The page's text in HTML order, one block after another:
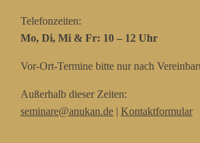
Telefonzeiten:
Mo, Di, Mi & Fr: 10 – 12 Uhr
Vor-Ort-Termine bitte nur nach
Außerhalb dieser Zeiten:
seminare@anukan.de
Kontaktformular